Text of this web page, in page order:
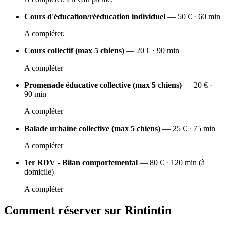
Cours d'éducation/rééducation individuel — 50 € · 60 min
A compléter.
Cours collectif (max 5 chiens) — 20 € · 90 min
A compléter
Promenade éducative collective (max 5 chiens) — 20 € ·
90 min
A compléter
Balade urbaine collective (max 5 chiens) — 25 € · 75 min
A compléter
1er RDV - Bilan comportemental — 80 € · 120 min (à
domicile)
A compléter
Comment réserver sur Rintintin